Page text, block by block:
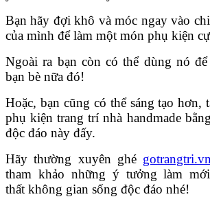
Bạn hãy đợi khô và móc ngay vào
của mình để làm một món phụ kiện
Ngoài ra bạn còn có thể dùng nó
bạn bè nữa đó!
Hoặc, bạn cũng có thể sáng tạo hơn,
phụ kiện trang trí nhà handmade
độc đáo này đấy.
Hãy thường xuyên ghé
tham khảo những ý tưởng làm
thất không gian sống độc đáo nhé!